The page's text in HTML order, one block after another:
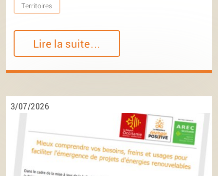
Territoires
Lire la suite…
3/07/2026